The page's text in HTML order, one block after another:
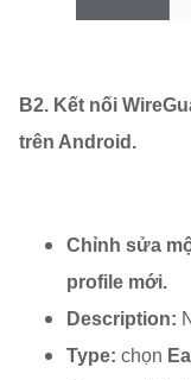
B2. Kết nối
trên Android.
Chỉnh sửa
profile mới.
Description:
Type: chọn